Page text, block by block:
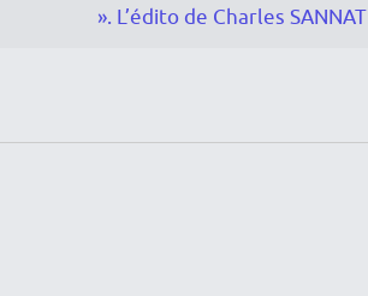
». L’édito de Charles SANNAT